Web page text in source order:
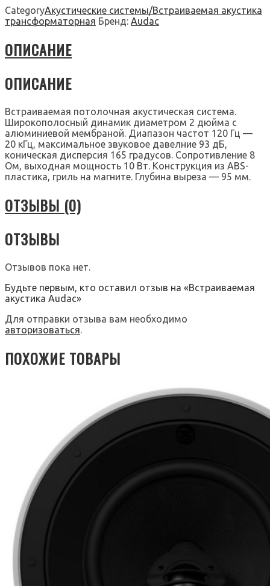
CategoryАкустические системы/Встраиваемая акустика
трансформаторная Бренд: Audac
ОПИСАНИЕ
ОПИСАНИЕ
Встраиваемая потолочная акустическая система.
Широкополосный динамик диаметром 2 дюйма с
алюминиевой мембраной. Диапазон частот 120 Гц —
20 кГц, максимальное звуковое давелние 93 дБ,
коническая дисперсия 165 градусов. Сопротивление 8
Ом, выходная мощность 10 Вт. Конструкция из ABS-
пластика, гриль на магните. Глубина выреза — 95 мм.
ОТЗЫВЫ (0)
ОТЗЫВЫ
Отзывов пока нет.
Будьте первым, кто оставил отзыв на «Встраиваемая
акустика Audac»
Для отправки отзыва вам необходимо
авторизоваться.
ПОХОЖИЕ ТОВАРЫ